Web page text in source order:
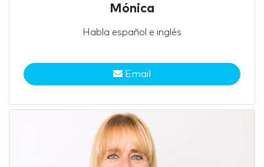
Mónica
Habla español e inglés
Email